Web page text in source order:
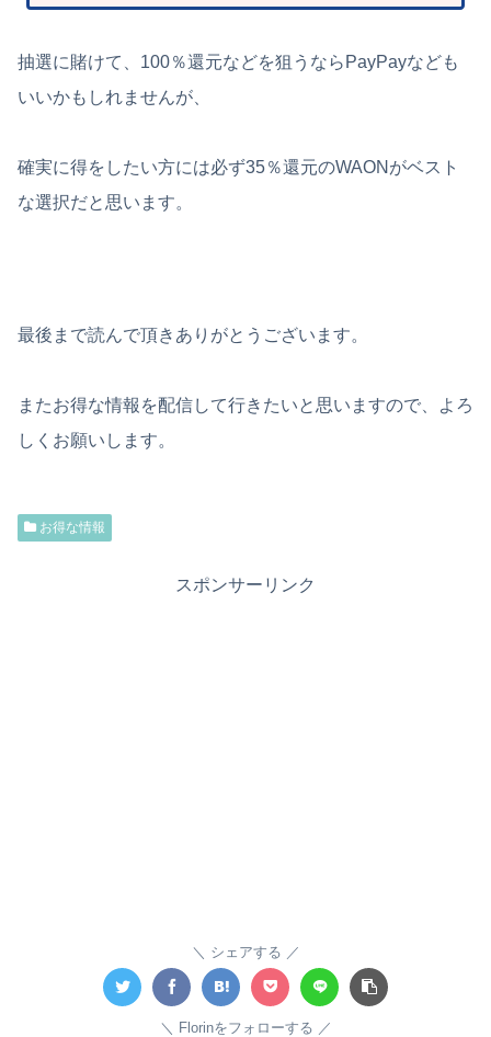
抽選に賭けて、100％還元などを狙うならPayPayなども
いいかもしれませんが、
確実に得をしたい方には必ず35％還元のWAONがベスト
な選択だと思います。
最後まで読んで頂きありがとうございます。
またお得な情報を配信して行きたいと思いますので、よろ
しくお願いします。
お得な情報
スポンサーリンク
シェアする
Florinをフォローする